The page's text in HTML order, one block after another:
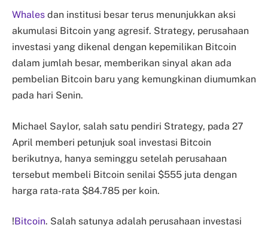
Whales dan institusi besar terus menunjukkan aksi
akumulasi Bitcoin yang agresif. Strategy, perusahaan
investasi yang dikenal dengan kepemilikan Bitcoin
dalam jumlah besar, memberikan sinyal akan ada
pembelian Bitcoin baru yang kemungkinan diumumkan
pada hari Senin.
Michael Saylor, salah satu pendiri Strategy, pada 27
April memberi petunjuk soal investasi Bitcoin
berikutnya, hanya seminggu setelah perusahaan
tersebut membeli Bitcoin senilai $555 juta dengan
harga rata-rata $84.785 per koin.
!Bitcoin. Salah satunya adalah perusahaan investasi